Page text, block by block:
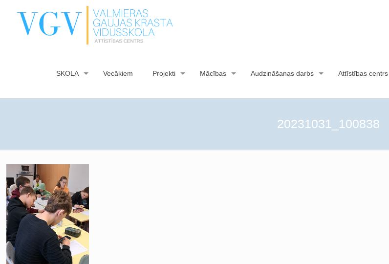
SKOLA Vecākiem Projekti Mācības Audzināšanas darbs Attīstības centrs
20231031_100838